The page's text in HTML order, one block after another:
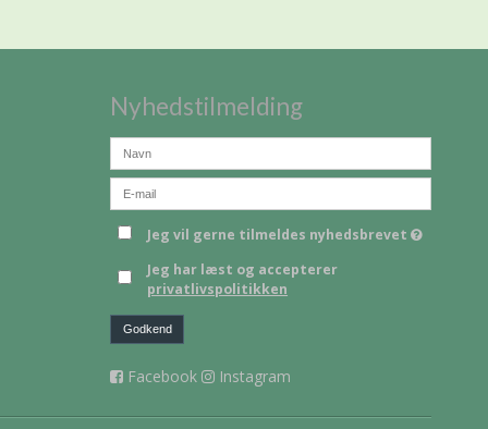
Nyhedstilmelding
Jeg vil gerne tilmeldes nyhedsbrevet
Jeg har læst og accepterer
privatlivspolitikken
Godkend
Facebook Instagram